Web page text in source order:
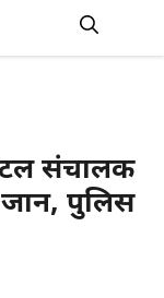
संचालक
पुलिस